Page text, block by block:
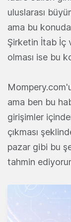
uluslarası
ama bu
Şirketin İtab İç
olması ise bu
ama ben bu
girişimler
çıkması
pazar gibi bu
tahmin